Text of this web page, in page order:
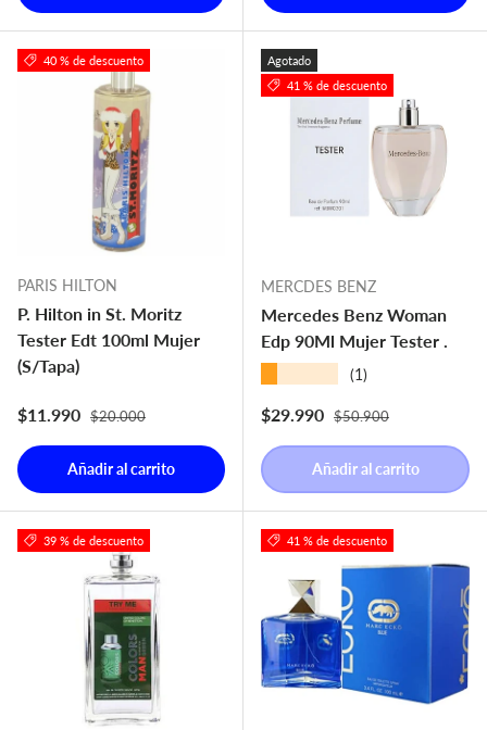
40 % de descuento
PARIS HILTON
P. Hilton in St. Moritz
Tester Edt 100ml Mujer
(S/Tapa)
Precio de venta
$11.990 Precio normal
$20.000
Añadir al carrito
Agotado
41 % de descuento
MERCDES BENZ
Mercedes Benz Woman
Edp 90Ml Mujer Tester .
(1)
Precio de venta
$29.990 Precio normal
$50.900
Añadir al carrito
39 % de descuento 41 % de descuento